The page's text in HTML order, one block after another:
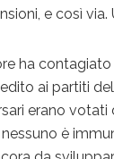
e così
ha
ai partiti
erano
è